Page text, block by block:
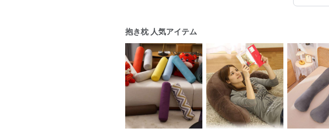
抱き枕 人気アイテム